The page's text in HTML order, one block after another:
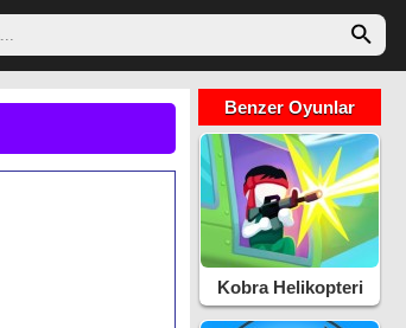
Benzer Oyunlar
Kobra Helikopteri
Savaş